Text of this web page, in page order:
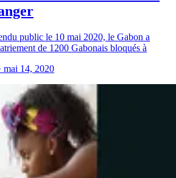
public le 10 mai 2020, le Gabon a
de 1200 Gabonais bloqués à
mai 14, 2020